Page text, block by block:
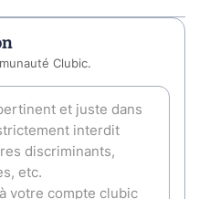
Clubic.